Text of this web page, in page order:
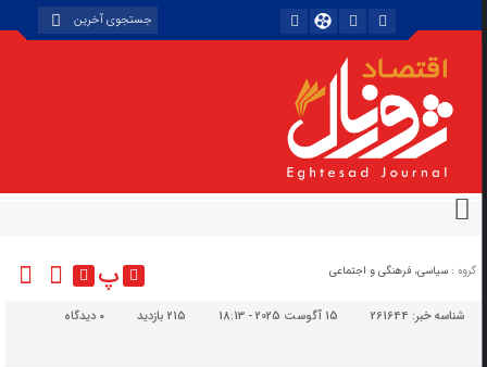
گروه : سیاسی، فرهنگی و اجتماعی پ
شناسه خبر:261644 15 آگوست 2025 - 18:13 215 بازدید دیدگاه